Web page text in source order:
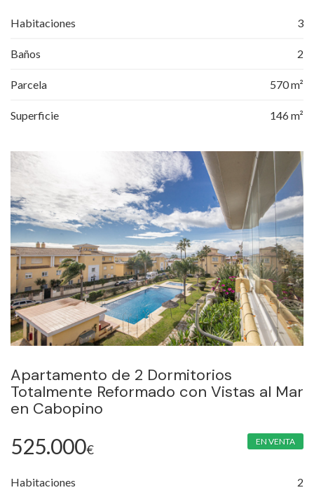
Habitaciones 3
Baños 2
Parcela 570 m²
Superficie 146 m²
Apartamento de 2 Dormitorios
Totalmente Reformado con Vistas al Mar
en Cabopino
525.000€
EN VENTA
Habitaciones 2